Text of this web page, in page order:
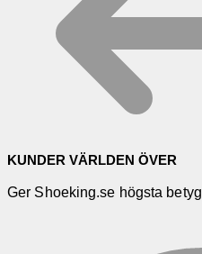
KUNDER VÄRLDEN ÖVER
Ger Shoeking.se högsta betyg